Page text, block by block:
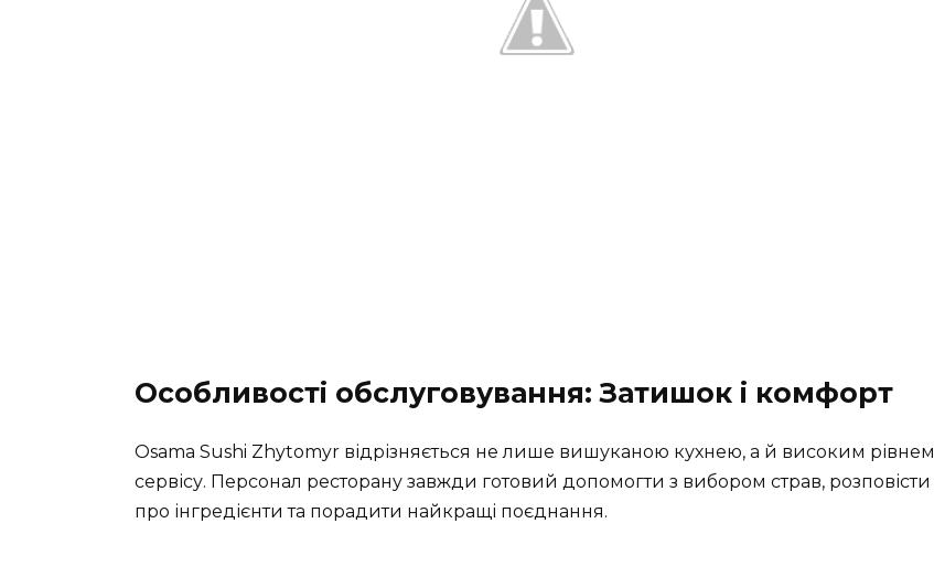
Особливості обслуговування: Затишок і комфорт
Osama Sushi Zhytomyr відрізняється не лише вишуканою кухнею, а й високим рівнем
сервісу. Персонал ресторану завжди готовий допомогти з вибором страв, розповісти
про інгредієнти та порадити найкращі поєднання.